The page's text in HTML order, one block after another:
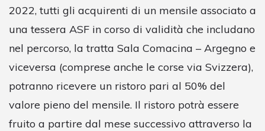
2022, tutti gli acquirenti di un mensile associato a
una tessera ASF in corso di validità che includano
nel percorso, la tratta Sala Comacina – Argegno e
viceversa (comprese anche le corse via Svizzera),
potranno ricevere un ristoro pari al 50% del
valore pieno del mensile. Il ristoro potrà essere
fruito a partire dal mese successivo attraverso la